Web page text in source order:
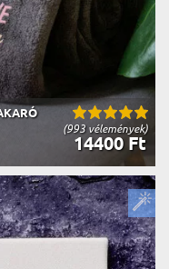
(993 vélemények)
14400 Ft